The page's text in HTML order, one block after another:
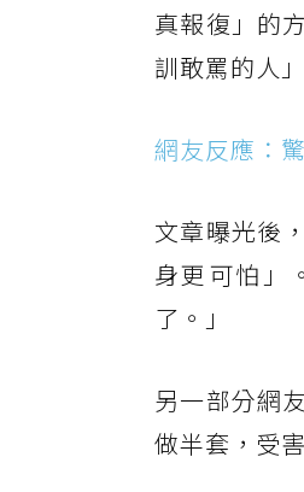
真報復」的
訓敢罵的人
網友反應：
文章曝光後
身更可怕」
了。」
另一部分網
做半套，受